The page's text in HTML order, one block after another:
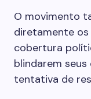
O movimento
diretamente
cobertura
blindarem
tentativa de